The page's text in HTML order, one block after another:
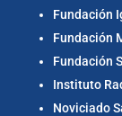
Fundación
Fundación
Fundación
Instituto
Noviciado